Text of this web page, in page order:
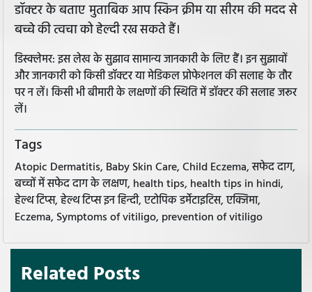
डॉक्टर के बताए मुताबिक आप स्किन क्रीम या सीरम की मदद से
बच्चे की त्वचा को हेल्दी रख सकते हैं।
डिस्क्लेमर: इस लेख के सुझाव सामान्य जानकारी के लिए हैं। इन सुझावों
और जानकारी को किसी डॉक्टर या मेडिकल प्रोफेशनल की सलाह के तौर
पर न लें। किसी भी बीमारी के लक्षणों की स्थिति में डॉक्टर की सलाह जरूर
लें।
Tags
Atopic Dermatitis, Baby Skin Care, Child Eczema, सफेद दाग,
बच्चों में सफेद दाग के लक्षण, health tips, health tips in hindi,
हेल्थ टिप्स, हेल्थ टिप्स इन हिन्दी, एटोपिक डर्मेटाइटिस, एक्जिमा,
Eczema, Symptoms of vitiligo, prevention of vitiligo
Related Posts